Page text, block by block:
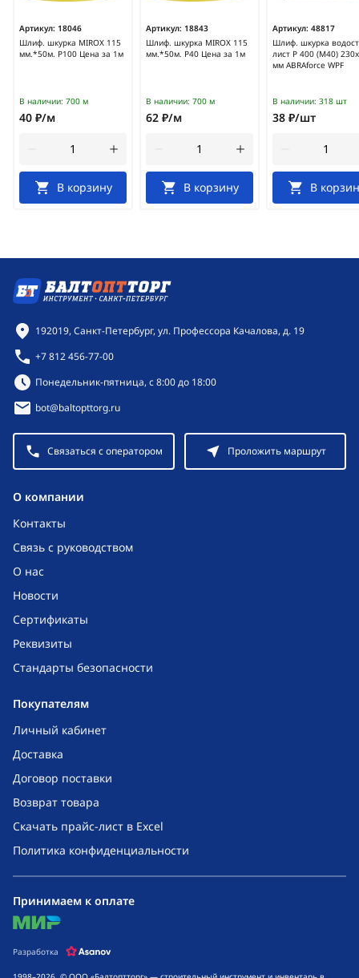
Артикул: 18046
Шлиф. шкурка MIROX 115
мм.*50м. Р100 Цена за 1м
В наличии: 700 м
40 ₽/м
В корзину
Артикул: 18843
Шлиф. шкурка MIROX 115
мм.*50м. Р40 Цена за 1м
В наличии: 700 м
62 ₽/м
В корзину
Артикул: 48817
Шлиф. шкурка
лист Р 400 (М40)
мм ABRAforce WPF
В наличии: 318 шт
38 ₽/шт
В
O компании
Контакты
Связь с руководством
О нас
Новости
Сертификаты
Реквизиты
Стандарты безопасности
Покупателям
Личный кабинет
Доставка
Договор поставки
Возврат товара
Скачать прайс-лист в Excel
Политика конфиденциальности
Контактная информация
192019, Санкт-Петербург, ул. Профессора Качалова, д. 19
+7 812 456-77-00
Режим работы:
Понедельник-пятница, с 8:00 до 18:00
bot@baltopttorg.ru
Связаться с оператором Проложить маршрут
Принимаем к оплате
mir
Разработка